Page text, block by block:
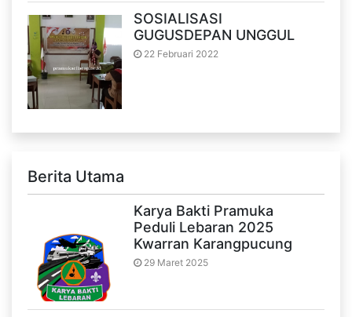
SOSIALISASI
GUGUSDEPAN UNGGUL
22 Februari 2022
Berita Utama
Karya Bakti Pramuka
Peduli Lebaran 2025
Kwarran Karangpucung
29 Maret 2025